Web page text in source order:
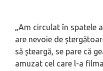
„Am circulat în spatele
are nevoie de
să șteargă, se pare că
amuzat cel care l-a